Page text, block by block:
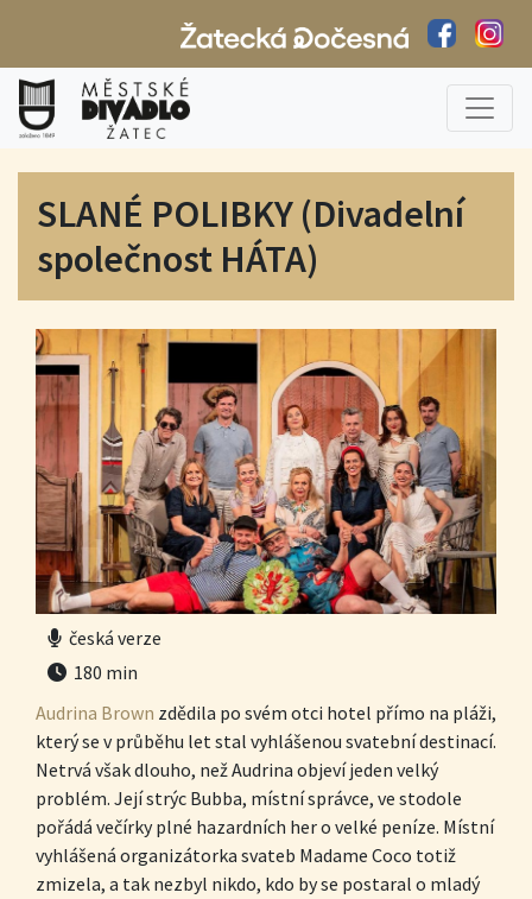
SLANÉ POLIBKY (Divadelní
společnost HÁTA)
česká verze
180 min
Audrina Brown zdědila po svém otci hotel přímo na pláži,
který se v průběhu let stal vyhlášenou svatební destinací.
Netrvá však dlouho, než Audrina objeví jeden velký
problém. Její strýc Bubba, místní správce, ve stodole
pořádá večírky plné hazardních her o velké peníze. Místní
vyhlášená organizátorka svateb Madame Coco totiž
zmizela, a tak nezbyl nikdo, kdo by se postaral o mladý